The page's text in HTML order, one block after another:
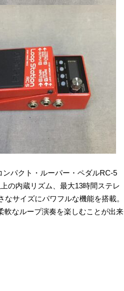
パクト・ルーパー・ペダルRC-5
の内蔵リズム、最大13時間ステレ
サイズにパワフルな機能を搭載。
軟なループ演奏を楽しむことが出来